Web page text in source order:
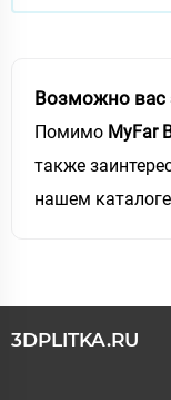
Возможно вас
Помимо MyFar
также
нашем каталоге
3DPLITKA.RU